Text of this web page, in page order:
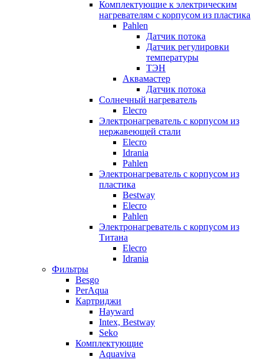
Комплектующие к электрическим
нагревателям с корпусом из пластика
Pahlen
Датчик потока
Датчик регулировки
температуры
ТЭН
Аквамастер
Датчик потока
Солнечный нагреватель
Elecro
Электронагреватель с корпусом из
нержавеющей стали
Elecro
Idrania
Pahlen
Электронагреватель с корпусом из
пластика
Bestway
Elecro
Pahlen
Электронагреватель с корпусом из
Титана
Elecro
Idrania
Фильтры
Besgo
PerAqua
Картриджи
Hayward
Intex, Bestway
Seko
Комплектующие
Aquaviva